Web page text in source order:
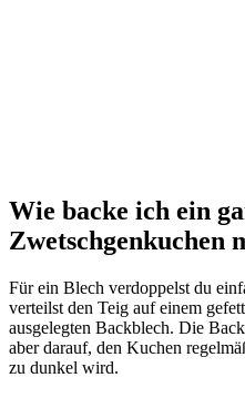
Wie backe ich ein
Zwetschgenkuchen
Für ein Blech verdoppelst du
verteilst den Teig auf einem
ausgelegten Backblech. Die
aber darauf, den Kuchen
zu dunkel wird.